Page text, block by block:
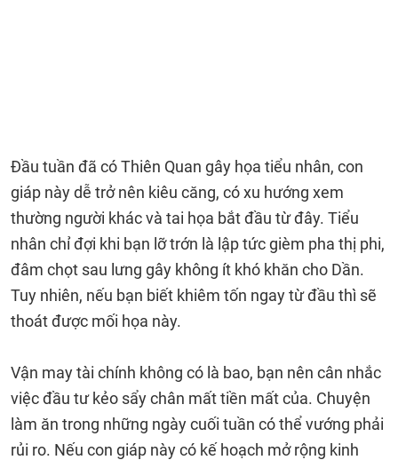
Đầu tuần đã có Thiên Quan gây họa tiểu nhân, con
giáp này dễ trở nên kiêu căng, có xu hướng xem
thường người khác và tai họa bắt đầu từ đây. Tiểu
nhân chỉ đợi khi bạn lỡ trớn là lập tức gièm pha thị phi,
đâm chọt sau lưng gây không ít khó khăn cho Dần.
Tuy nhiên, nếu bạn biết khiêm tốn ngay từ đầu thì sẽ
thoát được mối họa này.
Vận may tài chính không có là bao, bạn nên cân nhắc
việc đầu tư kẻo sẩy chân mất tiền mất của. Chuyện
làm ăn trong những ngày cuối tuần có thể vướng phải
rủi ro. Nếu con giáp này có kế hoạch mở rộng kinh